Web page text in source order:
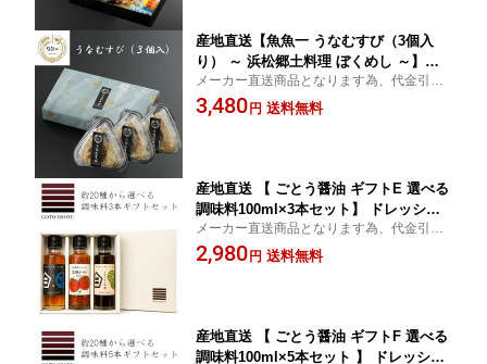
産地直送【魚魚一 うなむすび（3個入
り） ～ 浜松郷土料理 ぼくめし ～】直
送 浜松 国産 うなぎ 土用の丑の日 蒲焼
白焼 肝焼 長焼 贅沢 ご褒美 toto-23
メーカー直送商品となります為、代金引換
でのお支払いはできません。
3,480円 送料無料
産地直送 【 ごとう醤油 ギフトE 選べる
調味料100ml×3本セット】 ドレッシン
グ 醤油 野菜ドレ サラダ 刺身 季節限定
選べるギフト 選べるセット 手土産 プチ
メーカー直送商品となります為、代金引換
でのお支払いはできません。
2,980円 送料無料
産地直送 【 ごとう醤油 ギフトF 選べる
調味料100ml×5本セット 】 ドレッシン